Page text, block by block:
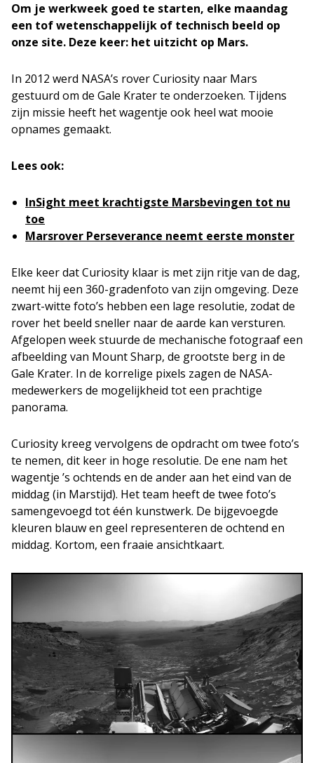
Om je werkweek goed te starten, elke maandag
een tof wetenschappelijk of technisch beeld op
onze site. Deze keer: het uitzicht op Mars.
In 2012 werd NASA’s rover Curiosity naar Mars
gestuurd om de Gale Krater te onderzoeken. Tijdens
zijn missie heeft het wagentje ook heel wat mooie
opnames gemaakt.
Lees ook:
InSight meet krachtigste Marsbevingen tot nu
toe
Marsrover Perseverance neemt eerste monster
Elke keer dat Curiosity klaar is met zijn ritje van de dag,
neemt hij een 360-gradenfoto van zijn omgeving. Deze
zwart-witte foto’s hebben een lage resolutie, zodat de
rover het beeld sneller naar de aarde kan versturen.
Afgelopen week stuurde de mechanische fotograaf een
afbeelding van Mount Sharp, de grootste berg in de
Gale Krater. In de korrelige pixels zagen de NASA-
medewerkers de mogelijkheid tot een prachtige
panorama.
Curiosity kreeg vervolgens de opdracht om twee foto’s
te nemen, dit keer in hoge resolutie. De ene nam het
wagentje ’s ochtends en de ander aan het eind van de
middag (in Marstijd). Het team heeft de twee foto’s
samengevoegd tot één kunstwerk. De bijgevoegde
kleuren blauw en geel representeren de ochtend en
middag. Kortom, een fraaie ansichtkaart.